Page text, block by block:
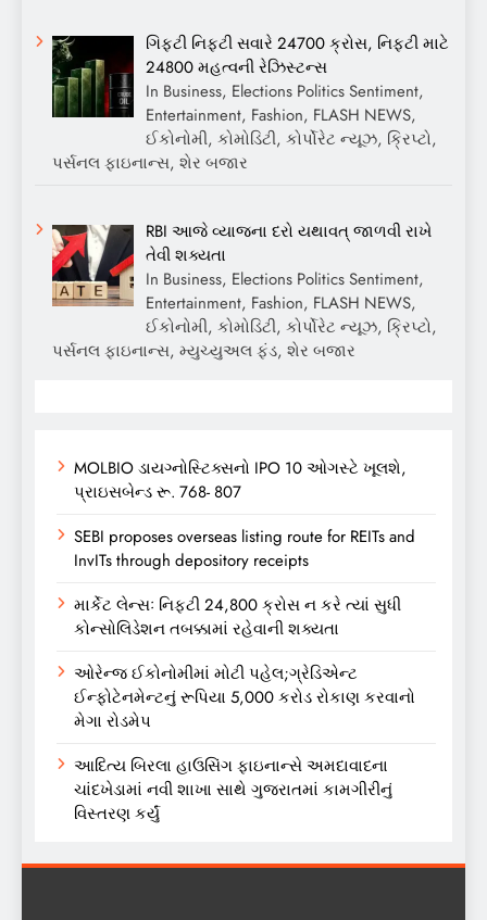
ગિફ્ટી નિફ્ટી સવારે 24700 ક્રોસ, નિફ્ટી માટે
24800 મહત્વની રેઝિસ્ટન્સ
In Business, Elections Politics Sentiment,
Entertainment, Fashion, FLASH NEWS,
ઈકોનોમી, કોમોડિટી, કોર્પોરેટ ન્યૂઝ, ક્રિપ્ટો,
પર્સનલ ફાઇનાન્સ, શેર બજાર
RBI આજે વ્યાજના દરો યથાવત્ જાળવી રાખે
તેવી શક્યતા
In Business, Elections Politics Sentiment,
Entertainment, Fashion, FLASH NEWS,
ઈકોનોમી, કોમોડિટી, કોર્પોરેટ ન્યૂઝ, ક્રિપ્ટો,
પર્સનલ ફાઇનાન્સ, મ્યુચ્યુઅલ ફંડ, શેર બજાર
MOLBIO ડાયગ્નોસ્ટિક્સનો IPO 10 ઓગસ્ટે ખૂલશે,
પ્રાઇસબેન્ડ રૂ. 768- 807
SEBI proposes overseas listing route for REITs and
InvITs through depository receipts
માર્કેટ લેન્સઃ નિફ્ટી 24,800 ક્રોસ ન કરે ત્યાં સુધી
કોન્સોલિડેશન તબક્કામાં રહેવાની શક્યતા
ઓરેન્જ ઈકોનોમીમાં મોટી પહેલ;ગ્રેડિએન્ટ
ઈન્ફોટેનમેન્ટનું રૂપિયા 5,000 કરોડ રોકાણ કરવાનો
મેગા રોડમેપ
આદિત્ય બિરલા હાઉસિંગ ફાઇનાન્સે અમદાવાદના
ચાંદખેડામાં નવી શાખા સાથે ગુજરાતમાં કામગીરીનું
વિસ્તરણ કર્યું